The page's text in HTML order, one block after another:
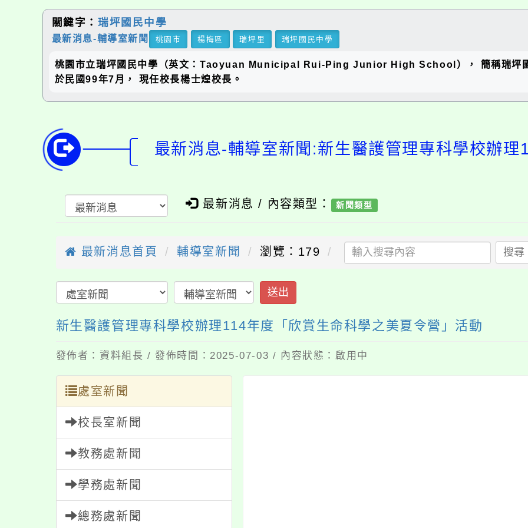
關鍵字： 瑞坪國民中學
最新消息-輔導室新聞 桃園市 楊梅區 瑞坪里 瑞坪國民中學
桃園市立瑞坪國民中學（英文：Taoyuan Municipal Rui-Ping Junior High School）， 簡稱瑞坪
於民國99年7月， 現任校長楊士煌校長。
最新消息-輔導室新聞:新生醫護管理專科學校辦理
最新消息 / 內容類型： 新聞類型
最新消息首頁 輔導室新聞 瀏覽：179 搜尋
送出
新生醫護管理專科學校辦理114年度「欣賞生命科學之美夏令營」活動
發佈者：資料組長 / 發佈時間：2025-07-03 / 內容狀態：啟用中
處室新聞
校長室新聞
教務處新聞
學務處新聞
總務處新聞